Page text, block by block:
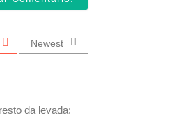
Newest
da levada: